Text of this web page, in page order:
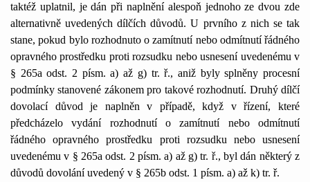
taktéž uplatnil, je dán při naplnění alespoň jednoho ze dvou zde
alternativně uvedených dílčích důvodů. U prvního z nich se tak
stane, pokud bylo rozhodnuto o zamítnutí nebo odmítnutí řádného
opravného prostředku proti rozsudku nebo usnesení uvedenému v
§ 265a odst. 2 písm. a) až g) tr. ř., aniž byly splněny procesní
podmínky stanovené zákonem pro takové rozhodnutí. Druhý dílčí
dovolací důvod je naplněn v případě, když v řízení, které
předcházelo vydání rozhodnutí o zamítnutí nebo odmítnutí
řádného opravného prostředku proti rozsudku nebo usnesení
uvedenému v § 265a odst. 2 písm. a) až g) tr. ř., byl dán některý z
důvodů dovolání uvedený v § 265b odst. 1 písm. a) až k) tr. ř.